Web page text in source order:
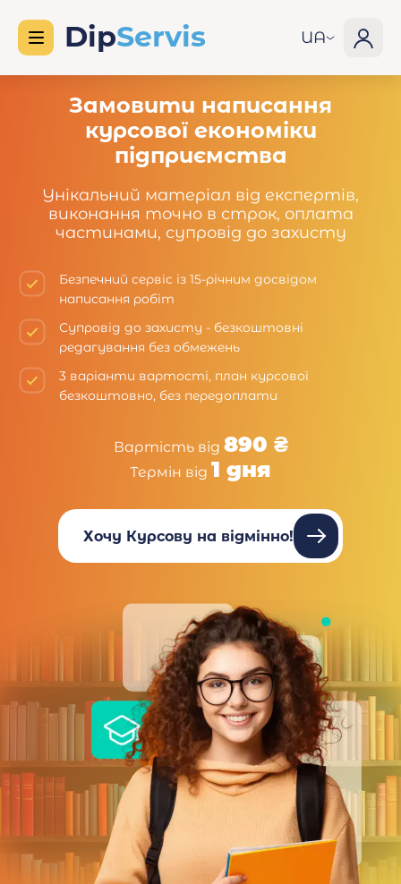
UA
Замовити написання
курсової економіки
підприємства
Унікальний матеріал від експертів,
виконання точно в строк, оплата
частинами, супровід до захисту
Безпечний сервіс із 15-річним досвідом
написання робіт
Супровід до захисту - безкоштовні
редагування без обмежень
3 варіанти вартості, план курсової
безкоштовно, без передоплати
Вартість від 890 ₴
Термін від 1 дня
Хочу Курсову на відмінно!